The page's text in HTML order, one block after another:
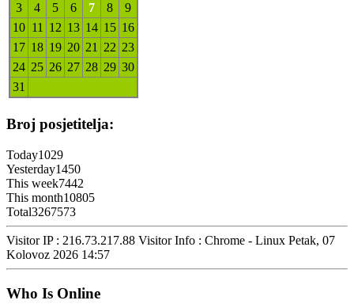
3
4 5 6 7 8
9
10 11 12 13 14 15 16
17 18 19 20 21 22 23
24 25 26 27 28 29 30
31
Broj posjetitelja:
Today1029
Yesterday1450
This week7442
This month10805
Total3267573
Visitor IP : 216.73.217.88 Visitor Info : Chrome - Linux Petak, 07
Kolovoz 2026 14:57
Who Is Online